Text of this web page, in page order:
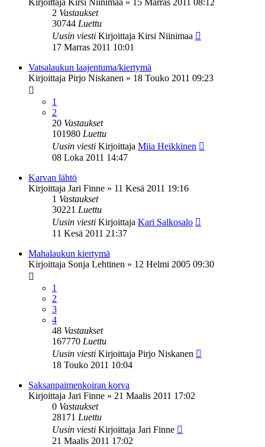
2 Vastaukset
30744 Luettu
Uusin viesti Kirjoittaja Kirsi Niinimaa
17 Marras 2011 10:01
Vatsalaukun laajentuma/kiertymä
Kirjoittaja Pirjo Niskanen » 18 Touko 2011 09:23
1
2
20 Vastaukset
101980 Luettu
Uusin viesti Kirjoittaja Miia Heikkinen
08 Loka 2011 14:47
Karvan lähtö
Kirjoittaja Jari Finne » 11 Kesä 2011 19:16
1 Vastaukset
30221 Luettu
Uusin viesti Kirjoittaja Kari Salkosalo
11 Kesä 2011 21:37
Mahalaukun kiertymä
Kirjoittaja Sonja Lehtinen » 12 Helmi 2005 09:30
1
2
3
4
48 Vastaukset
167770 Luettu
Uusin viesti Kirjoittaja Pirjo Niskanen
18 Touko 2011 10:04
Saksanpaimenkoiran korva
Kirjoittaja Jari Finne » 21 Maalis 2011 17:02
0 Vastaukset
28171 Luettu
Uusin viesti Kirjoittaja Jari Finne
21 Maalis 2011 17:02